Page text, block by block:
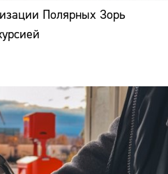
Полярных Зорь